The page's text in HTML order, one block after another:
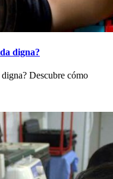
digna?
Descubre cómo